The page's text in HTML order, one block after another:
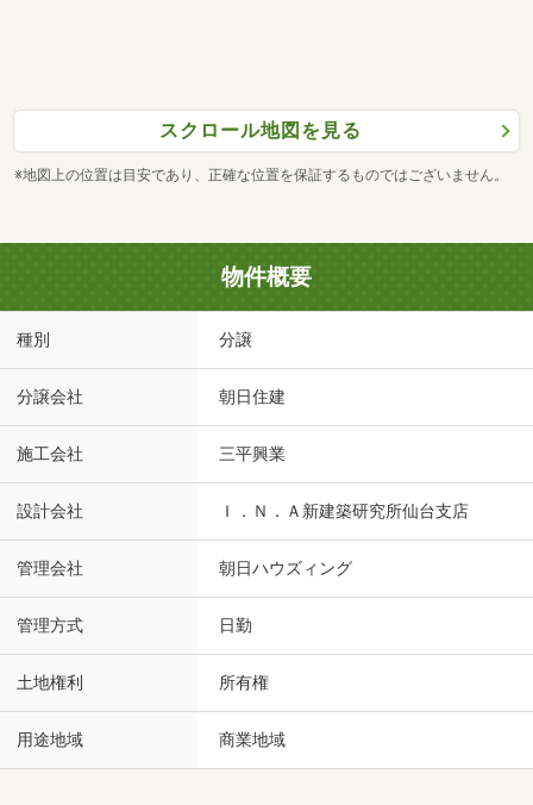
スクロール地図を見る
※地図上の位置は目安であり、正確な位置を保証するものではございません。
物件概要
種別 分譲
分譲会社 朝日住建
施工会社 三平興業
設計会社 Ｉ．Ｎ．Ａ新建築研究所仙台支店
管理会社 朝日ハウズィング
管理方式 日勤
土地権利 所有権
用途地域 商業地域